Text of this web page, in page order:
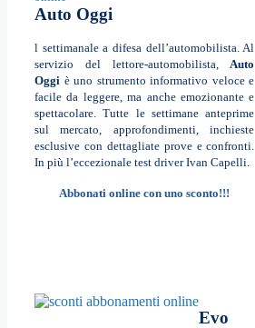
Auto Oggi
l settimanale a difesa dell’automobilista. Al
servizio del lettore-automobilista, Auto
Oggi è uno strumento informativo veloce e
facile da leggere, ma anche emozionante e
spettacolare. Tutte le settimane anteprime
sul mercato, approfondimenti, inchieste
esclusive con dettagliate prove e confronti.
In più l’eccezionale test driver Ivan Capelli.
Abbonati online con uno sconto!!!
Evo